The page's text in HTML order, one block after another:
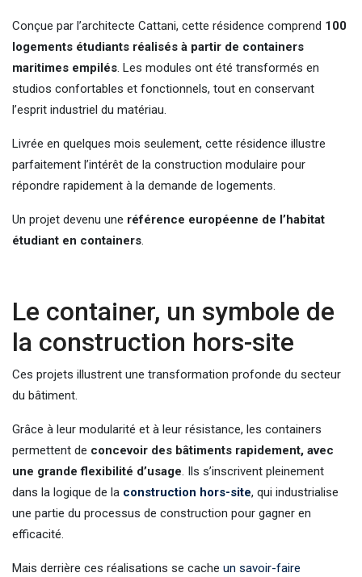
Conçue par l’architecte Cattani, cette résidence comprend 100
logements étudiants réalisés à partir de containers
maritimes empilés. Les modules ont été transformés en
studios confortables et fonctionnels, tout en conservant
l’esprit industriel du matériau.
Livrée en quelques mois seulement, cette résidence illustre
parfaitement l’intérêt de la construction modulaire pour
répondre rapidement à la demande de logements.
Un projet devenu une référence européenne de l’habitat
étudiant en containers.
Le container, un symbole de
la construction hors-site
Ces projets illustrent une transformation profonde du secteur
du bâtiment.
Grâce à leur modularité et à leur résistance, les containers
permettent de concevoir des bâtiments rapidement, avec
une grande flexibilité d’usage. Ils s’inscrivent pleinement
dans la logique de la construction hors-site, qui industrialise
une partie du processus de construction pour gagner en
efficacité.
Mais derrière ces réalisations se cache un savoir-faire